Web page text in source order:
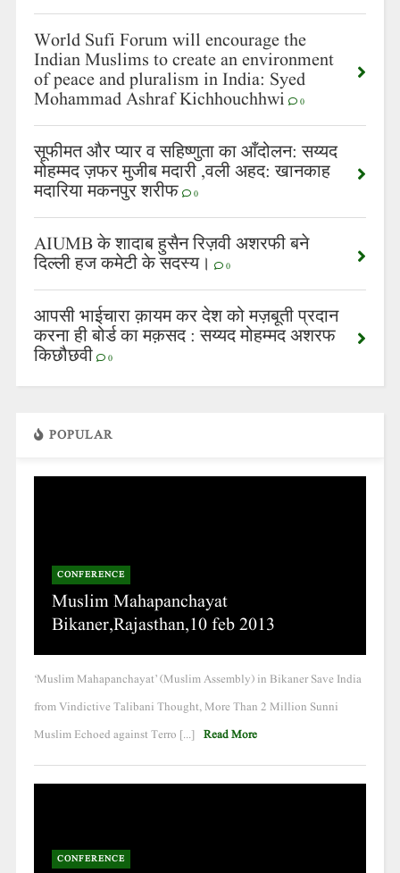
World Sufi Forum will encourage the
Indian Muslims to create an environment
of peace and pluralism in India: Syed
Mohammad Ashraf Kichhouchhwi 0
सूफीमत और प्यार व सहिष्णुता का आँदोलन: सय्यद
मोहम्मद ज़फर मुजीब मदारी ,वली अहद: खानकाह
मदारिया मकनपुर शरीफ 0
AIUMB के शादाब हुसैन रिज़वी अशरफी बने
दिल्ली हज कमेटी के सदस्य। 0
आपसी भाईचारा क़ायम कर देश को मज़बूती प्रदान
करना ही बोर्ड का मक़सद : सय्यद मोहम्मद अशरफ
किछौछवी 0
POPULAR
CONFERENCE
Muslim Mahapanchayat
Bikaner,Rajasthan,10 feb 2013
‘Muslim Mahapanchayat’ (Muslim Assembly) in Bikaner Save India
from Vindictive Talibani Thought, More Than 2 Million Sunni
Muslim Echoed against Terro [...] Read More
CONFERENCE